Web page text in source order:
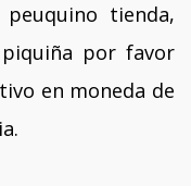
tienda,
por favor
en moneda de